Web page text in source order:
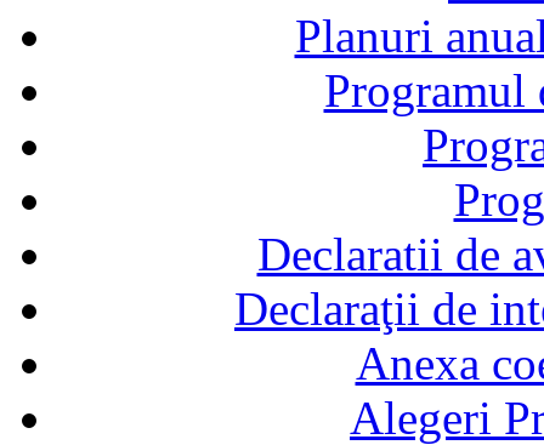
Planuri
Declaratii de
Declaraţii de
Anexa
Alegeri